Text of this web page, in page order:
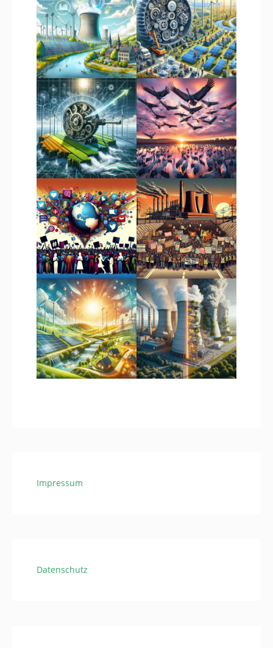
Impressum
Datenschutz